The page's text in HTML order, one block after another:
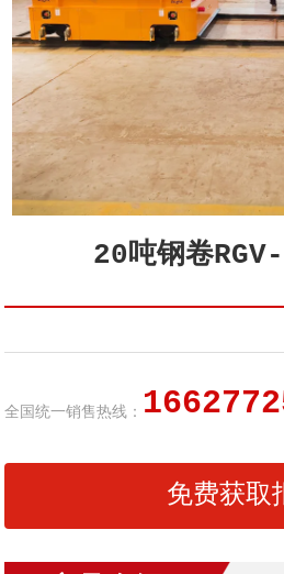
20吨钢卷
全国统一销售热线：
免费获取